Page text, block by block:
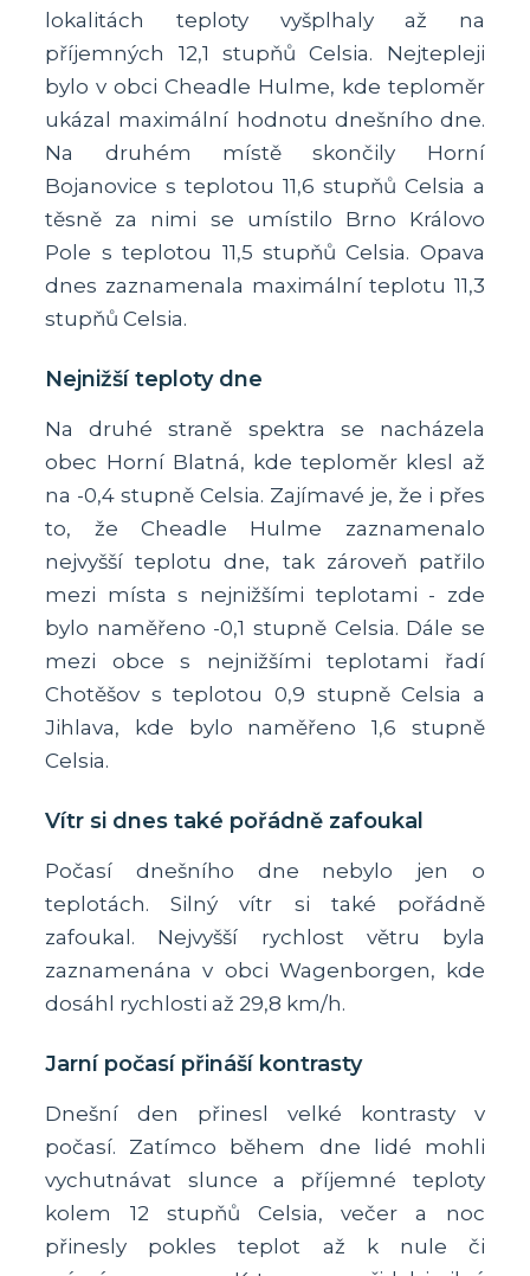
lokalitách teploty vyšplhaly až na
příjemných 12,1 stupňů Celsia. Nejtepleji
bylo v obci Cheadle Hulme, kde teploměr
ukázal maximální hodnotu dnešního dne.
Na druhém místě skončily Horní
Bojanovice s teplotou 11,6 stupňů Celsia a
těsně za nimi se umístilo Brno Královo
Pole s teplotou 11,5 stupňů Celsia. Opava
dnes zaznamenala maximální teplotu 11,3
stupňů Celsia.
Nejnižší teploty dne
Na druhé straně spektra se nacházela
obec Horní Blatná, kde teploměr klesl až
na -0,4 stupně Celsia. Zajímavé je, že i přes
to, že Cheadle Hulme zaznamenalo
nejvyšší teplotu dne, tak zároveň patřilo
mezi místa s nejnižšími teplotami - zde
bylo naměřeno -0,1 stupně Celsia. Dále se
mezi obce s nejnižšími teplotami řadí
Chotěšov s teplotou 0,9 stupně Celsia a
Jihlava, kde bylo naměřeno 1,6 stupně
Celsia.
Vítr si dnes také pořádně zafoukal
Počasí dnešního dne nebylo jen o
teplotách. Silný vítr si také pořádně
zafoukal. Nejvyšší rychlost větru byla
zaznamenána v obci Wagenborgen, kde
dosáhl rychlosti až 29,8 km/h.
Jarní počasí přináší kontrasty
Dnešní den přinesl velké kontrasty v
počasí. Zatímco během dne lidé mohli
vychutnávat slunce a příjemné teploty
kolem 12 stupňů Celsia, večer a noc
přinesly pokles teplot až k nule či